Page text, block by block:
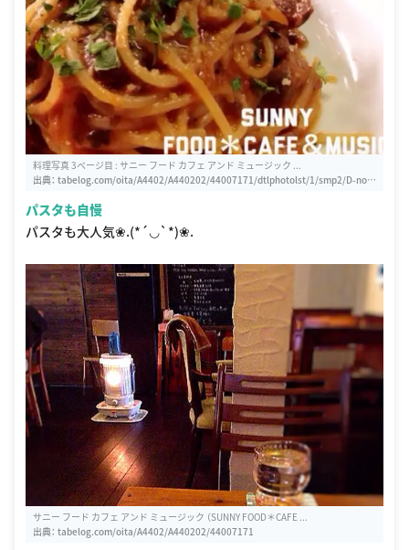
料理写真 3ページ目 : サニー フード カフェ アンド ミュージック ...
出典： tabelog.com/oita/A4402/A440202/44007171/dtlphotolst/1/smp2/D-nor
パスタも自慢
パスタも大人気❀.(*´◡`*)❀.
サニー フード カフェ アンド ミュージック （SUNNY FOOD＊CAFE ...
出典： tabelog.com/oita/A4402/A440202/44007171